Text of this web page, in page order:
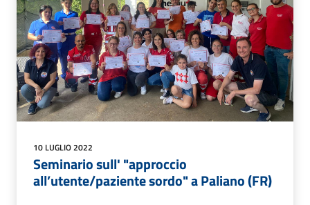
10 LUGLIO 2022
Seminario sull' "approccio
all’utente/paziente sordo" a Paliano (FR)